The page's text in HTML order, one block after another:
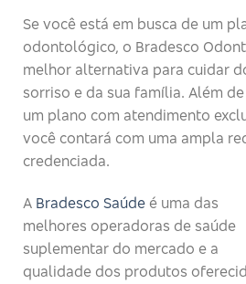
Se você está em busca de um
odontológico, o Bradesco
melhor alternativa para cuidar
sorriso e da sua família. Além
um plano com atendimento
você contará com uma ampla
credenciada.
A Bradesco Saúde é uma das
melhores operadoras de saúde
suplementar do mercado e a
qualidade dos produtos